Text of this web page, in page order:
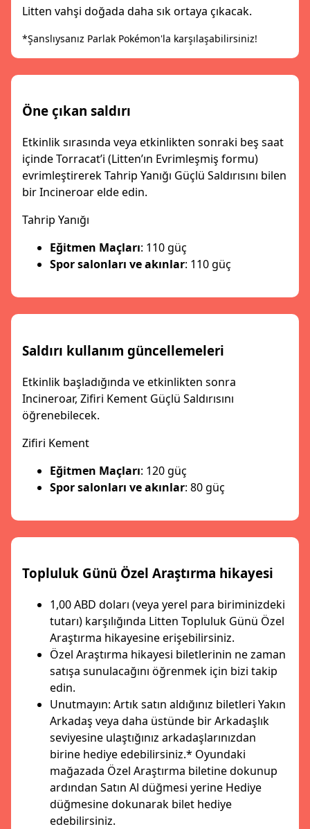
Litten vahşi doğada daha sık ortaya çıkacak.
*Şanslıysanız Parlak Pokémon'la karşılaşabilirsiniz!
Öne çıkan saldırı
Etkinlik sırasında veya etkinlikten sonraki beş saat
içinde Torracat’i (Litten’ın Evrimleşmiş formu)
evrimleştirerek Tahrip Yanığı Güçlü Saldırısını bilen
bir Incineroar elde edin.
Tahrip Yanığı
Eğitmen Maçları: 110 güç
Spor salonları ve akınlar: 110 güç
Saldırı kullanım güncellemeleri
Etkinlik başladığında ve etkinlikten sonra
Incineroar, Zifiri Kement Güçlü Saldırısını
öğrenebilecek.
Zifiri Kement
Eğitmen Maçları: 120 güç
Spor salonları ve akınlar: 80 güç
Topluluk Günü Özel Araştırma hikayesi
1,00 ABD doları (veya yerel para biriminizdeki
tutarı) karşılığında Litten Topluluk Günü Özel
Araştırma hikayesine erişebilirsiniz.
Özel Araştırma hikayesi biletlerinin ne zaman
satışa sunulacağını öğrenmek için bizi takip
edin.
Unutmayın: Artık satın aldığınız biletleri Yakın
Arkadaş veya daha üstünde bir Arkadaşlık
seviyesine ulaştığınız arkadaşlarınızdan
birine hediye edebilirsiniz.* Oyundaki
mağazada Özel Araştırma biletine dokunup
ardından Satın Al düğmesi yerine Hediye
düğmesine dokunarak bilet hediye
edebilirsiniz.